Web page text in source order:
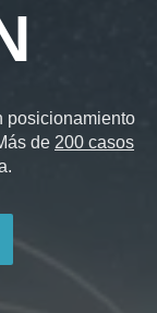
posicionamiento
de 200 casos